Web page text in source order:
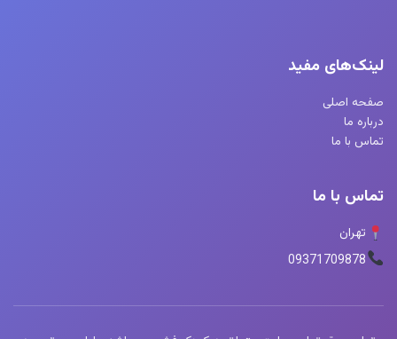
لینک‌های مفید
صفحه اصلی
درباره ما
تماس با ما
تماس با ما
تهران
09371709878